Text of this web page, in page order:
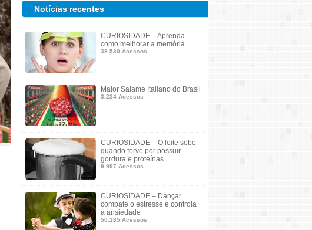
Notícias recentes
CURIOSIDADE – Aprenda
como melhorar a memória
38.530 Acessos
Maior Salame Italiano do Brasil
3.224 Acessos
CURIOSIDADE – O leite sobe
quando ferve por possuir
gordura e proteínas
9.997 Acessos
CURIOSIDADE – Dançar
combate o estresse e controla
a ansiedade
50.185 Acessos